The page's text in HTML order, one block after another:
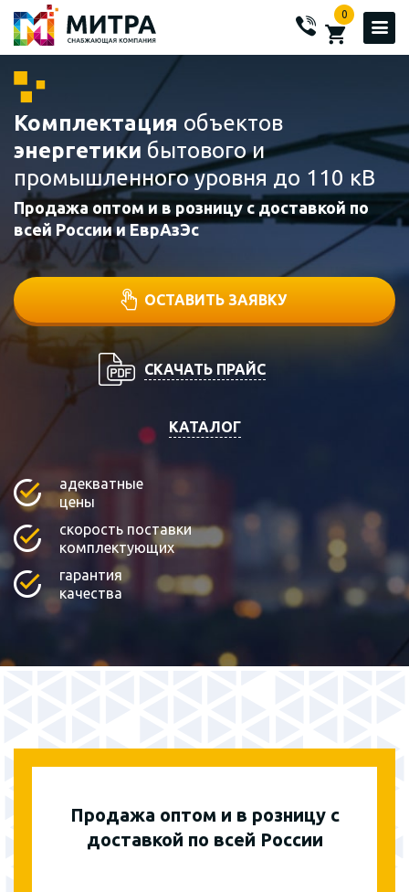
0
Комплектация объектов
энергетики бытового и
промышленного уровня до 110 кВ
Продажа оптом и в розницу с доставкой по
всей России и ЕврАзЭс
ОСТАВИТЬ ЗАЯВКУ
СКАЧАТЬ ПРАЙС
КАТАЛОГ
адекватные
цены
скорость поставки
комплектующих
гарантия
качества
Продажа оптом и в розницу с
доставкой по всей России